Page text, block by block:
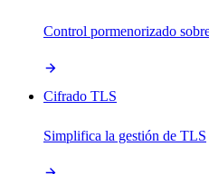
Control pormenorizado
Cifrado TLS
Simplifica la gestión de TLS